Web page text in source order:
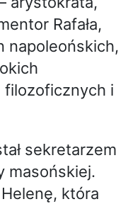
Rafała,
napoleońskich,
filozoficznych i
sekretarzem
masońskiej.
która